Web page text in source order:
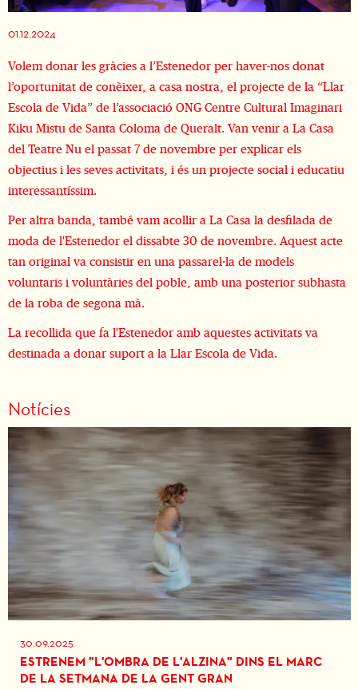
01.12.2024
Volem donar les gràcies a l’Estenedor per haver-nos donat
l’oportunitat de conèixer, a casa nostra, el projecte de la “Llar
Escola de Vida” de l’associació ONG Centre Cultural Imaginari
Kiku Mistu de Santa Coloma de Queralt. Van venir a La Casa
del Teatre Nu el passat 7 de novembre per explicar els
objectius i les seves activitats, i és un projecte social i educatiu
interessantíssim.
Per altra banda, també vam acollir a La Casa la desfilada de
moda de l'Estenedor el dissabte 30 de novembre. Aquest acte
tan original va consistir en una passarel·la de models
voluntaris i voluntàries del poble, amb una posterior subhasta
de la roba de segona mà.
La recollida que fa l'Estenedor amb aquestes activitats va
destinada a donar suport a la Llar Escola de Vida.
Notícies
30.09.2025
ESTRENEM "L'OMBRA DE L'ALZINA" DINS EL MARC
DE LA SETMANA DE LA GENT GRAN